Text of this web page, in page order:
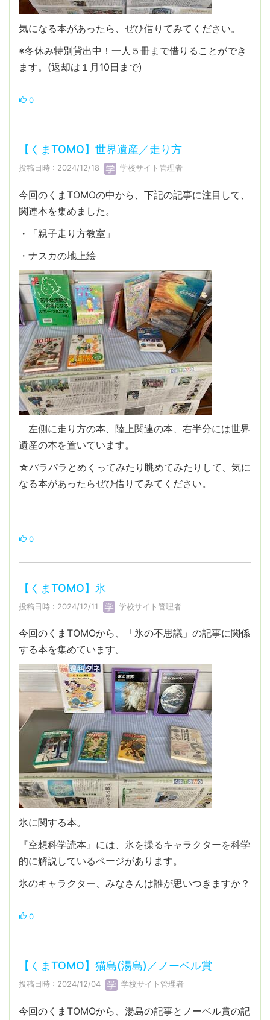
気になる本があったら、ぜひ借りてみてください。
※冬休み特別貸出中！一人５冊まで借りることができ
ます。(返却は１月10日まで)
0
【くまTOMO】世界遺産／走り方
投稿日時 : 2024/12/18 学校サイト管理者
今回のくまTOMOの中から、下記の記事に注目して、
関連本を集めました。
・「親子走り方教室」
・ナスカの地上絵
左側に走り方の本、陸上関連の本、右半分には世界
遺産の本を置いています。
☆パラパラとめくってみたり眺めてみたりして、気に
なる本があったらぜひ借りてみてください。
0
【くまTOMO】氷
投稿日時 : 2024/12/11 学校サイト管理者
今回のくまTOMOから、「氷の不思議」の記事に関係
する本を集めています。
氷に関する本。
『空想科学読本』には、氷を操るキャラクターを科学
的に解説しているページがあります。
氷のキャラクター、みなさんは誰が思いつきますか？
0
【くまTOMO】猫島(湯島)／ノーベル賞
投稿日時 : 2024/12/04 学校サイト管理者
今回のくまTOMOから、湯島の記事とノーベル賞の記